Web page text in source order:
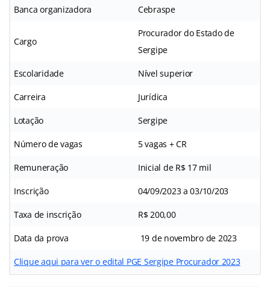
Banca organizadora Cebraspe
Cargo
Procurador do Estado de
Sergipe
Escolaridade Nível superior
Carreira Jurídica
Lotação Sergipe
Número de vagas 5 vagas + CR
Remuneração Inicial de R$ 17 mil
Inscrição 04/09/2023 a 03/10/203
Taxa de inscrição R$ 200,00
Data da prova 19 de novembro de 2023
Clique aqui para ver o edital PGE Sergipe Procurador 2023